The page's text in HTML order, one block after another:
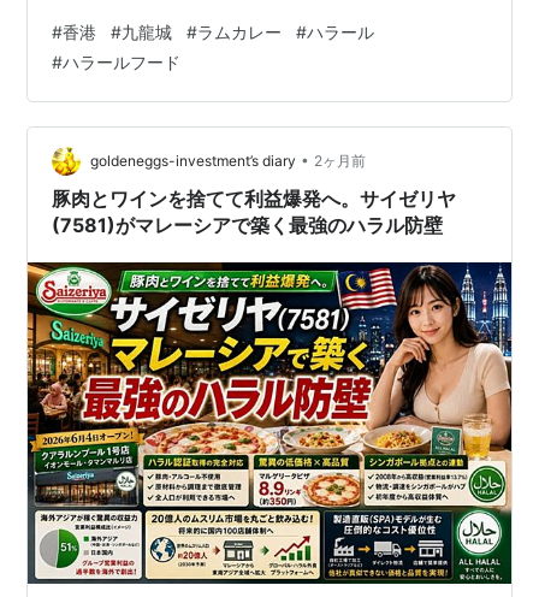
ったので、結局いつもの「清真牛肉館 Islam Food（チン
ジャンアオヨックミン、イスラム・フード）」に行きま
した。 清真牛肉館 Islam Food こちらのお店です↑こちら
のブログでも何度か紹介しています。 清真牛肉館 Islam
Food こちらはメニューの一部…
#香港 #九龍城 #ラムカレー #ハラール
#ハラールフード
goldeneggs-investment’s diary • 2ヶ月前
豚肉とワインを捨てて利益爆発へ。サイゼリヤ
(7581)がマレーシアで築く最強のハラル防壁